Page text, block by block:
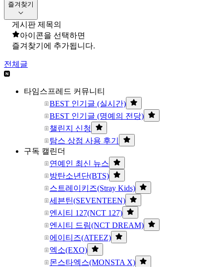
즐겨찾기
게시판 제목의
아이콘을 선택하면
즐겨찾기에 추가됩니다.
전체글
타임스프레드 커뮤니티
BEST 인기글 (실시간)
BEST 인기글 (명예의 전당)
챌린지 신청
탐스 상점 사용 후기
구독 캘린더
연예인 최신 뉴스
방탄소년단(BTS)
스트레이키즈(Stray Kids)
세븐틴(SEVENTEEN)
엔시티 127(NCT 127)
엔시티 드림(NCT DREAM)
에이티즈(ATEEZ)
엑소(EXO)
몬스타엑스(MONSTA X)